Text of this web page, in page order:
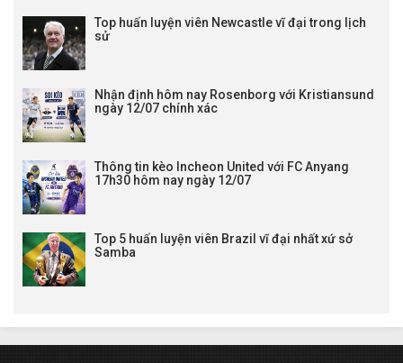
Top huấn luyện viên Newcastle vĩ đại trong lịch
sử
Nhận định hôm nay Rosenborg với Kristiansund
ngày 12/07 chính xác
Thông tin kèo Incheon United với FC Anyang
17h30 hôm nay ngày 12/07
Top 5 huấn luyện viên Brazil vĩ đại nhất xứ sở
Samba